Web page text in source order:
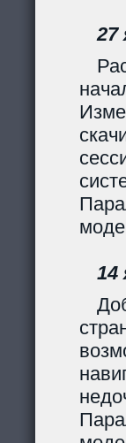
27
14